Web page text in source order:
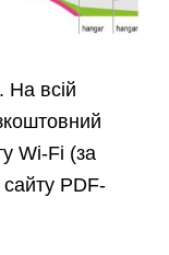
На всій
Wi-Fi (за
PDF-